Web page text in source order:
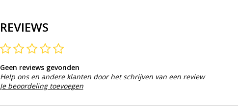
REVIEWS
Geen reviews gevonden
Help ons en andere klanten door het schrijven van een review
Je beoordeling toevoegen